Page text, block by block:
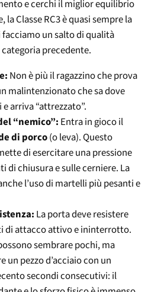
e cerchi il miglior equilibrio
Classe RC3 è quasi sempre la
un salto di qualità
precedente.
Non è più il ragazzino che prova
malintenzionato che sa dove
arriva “attrezzato”.
“nemico”: Entra in gioco il
di porco(o leva). Questo
di esercitare una pressione
di chiusura e sulle cerniere. La
l’uso di martelli più pesanti e
La porta deve resistere
di attacco attivo e ininterrotto.
sembrare pochi, ma
un pezzo d’acciaio con un
secondi consecutivi: il